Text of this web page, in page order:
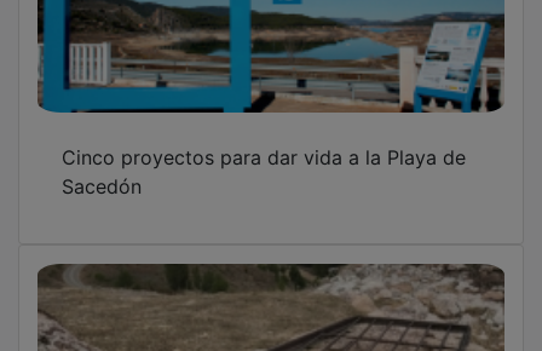
Cinco proyectos para dar vida a la Playa de
Sacedón